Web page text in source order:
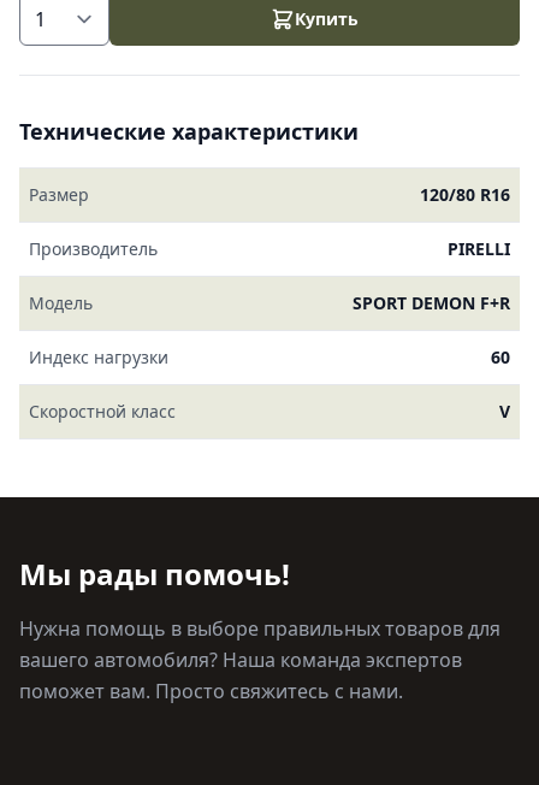
Купить
Технические характеристики
Размер 120/80 R16
Производитель PIRELLI
Модель SPORT DEMON F+R
Индекс нагрузки 60
Скоростной класс V
Мы рады помочь!
Нужна помощь в выборе правильных товаров для
вашего автомобиля? Наша команда экспертов
поможет вам. Просто свяжитесь с нами.